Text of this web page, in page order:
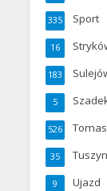
Sport
335
16
183
5
526
Tuszyn
35
Ujazd
9